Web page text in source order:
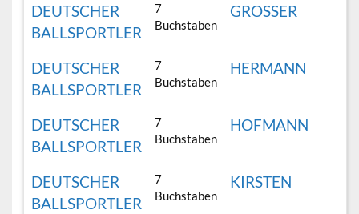
DEUTSCHER
BALLSPORTLER
7
Buchstaben
GROSSER
DEUTSCHER
BALLSPORTLER
7
Buchstaben
HERMANN
DEUTSCHER
BALLSPORTLER
7
Buchstaben
HOFMANN
DEUTSCHER
BALLSPORTLER
7
Buchstaben
KIRSTEN